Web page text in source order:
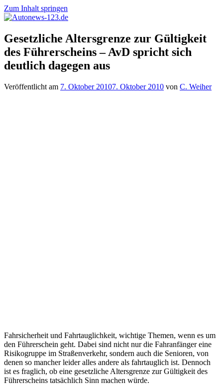
Zum Inhalt springen
Autonews-
123.de
Autonews
mit
Charme
Gesetzliche Altersgrenze zur Gültigkeit
des Führerscheins – AvD spricht sich
deutlich dagegen aus
Veröffentlicht am 7. Oktober 20107. Oktober 2010 von C. Weiher
Fahrsicherheit und Fahrtauglichkeit, wichtige Themen, wenn es um
den Führerschein geht. Dabei sind nicht nur die Fahranfänger eine
Risikogruppe im Straßenverkehr, sondern auch die Senioren, von
denen so mancher leider alles andere als fahrtauglich ist. Dennoch
ist es fraglich, ob eine gesetzliche Altersgrenze zur Gültigkeit des
Führerscheins tatsächlich Sinn machen würde.